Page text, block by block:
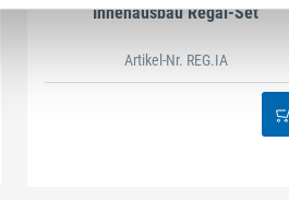
Innenausbau Regal-Set
Artikel-Nr. REG.IA